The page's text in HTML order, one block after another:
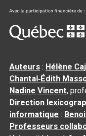
Auteurs : Hélène
Chantal‑Édith
Nadine Vincent,
Direction
informatique :
Professeurs